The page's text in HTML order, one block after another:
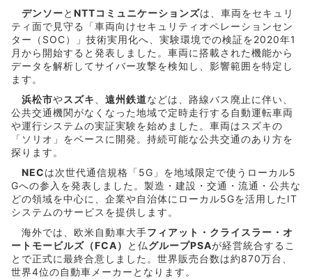
デンソーと NTTコミュニケーションズは、車両をセキュリ
ティ面で見守る「車両向けセキュリティオペレーションセン
ター（SOC）」技術実用化へ、実験環境での検証を2020年1
月から開始すると発表しました。車両に搭載された機能から
データを解析してサイバー攻撃を検知し、影響範囲を特定し
ます。
浜松市やスズキ 遠州鉄道などは、路線バス廃止に伴い、
公共交通機関がなくなった地域で定時走行する自動運転車両
や運行システムの実証実験を始めました。車両はスズキの
「ソリオ」をベースに開発。持続可能な公共交通のあり方を
探ります。
NECは次世代通信規格「5G」を地域限定で使うローカル5
Gへの参入を発表しました。製造・建設・交通・流通・公共な
どの領域を中心に、企業や自治体にローカル5Gを活用したIT
システムのサービスを提供します。
海外では、欧米自動車大手フィアット・クライスラー・オ
ートモービルズ（FCA）
と仏グループPSAが経営統合するこ
とで正式に最終合意しました。世界販売台数は約870万台、
世界4位の自動車メーカーとなります。